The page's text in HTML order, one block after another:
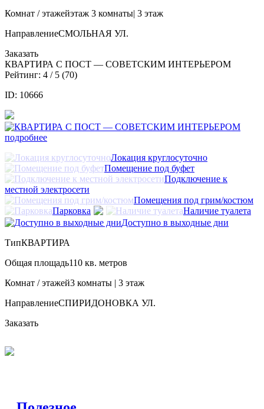
Комнат / этажейэтаж 3 комнаты| 3 этаж
НаправлениеСМОЛЬНАЯ УЛ.
Заказать
КВАРТИРА С ПОСТ — СОВЕТСКИМ ИНТЕРЬЕРОМ
Рейтинг: 4 / 5 (70)
ID: 10666
подробнее
Локация круглосуточно
Помещение под буфет
Подключение к
местной электросети
Помещения под грим/костюм
Парковка
Наличие туалета
Доступно в выходные дни
ТипКВАРТИРА
Общая площадь110 кв. метров
Комнат / этажей3 комнаты | 3 этаж
НаправлениеСПИРИДОНОВКА УЛ.
Заказать